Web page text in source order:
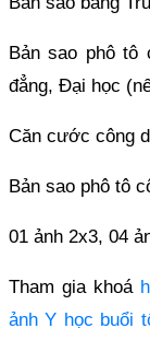
Bản sao phô tô
đẳng, Đại học
Căn cước công
Bản sao phô tô
01 ảnh 2x3, 04
Tham gia khoá
ảnh Y học buổi